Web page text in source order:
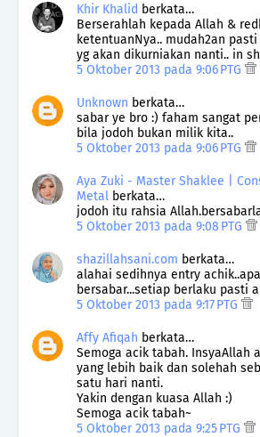
Khir Khalid berkata…
Berserahlah kepada Allah &
ketentuanNya.. mudah2an
yg akan dikurniakan nanti.. in
5 Oktober 2013 pada 9:06 PTG
Unknown berkata…
sabar ye bro :) faham sangat
bila jodoh bukan milik kita..
5 Oktober 2013 pada 9:06 PTG
Aya Zuki - Master Shaklee |
Metal berkata…
jodoh itu rahsia
5 Oktober 2013 pada 9:08 PTG
shazillahsani.com berkata…
alahai sedihnya entry
bersabar...setiap berlaku pasti
5 Oktober 2013 pada 9:17 PTG
Affy Afiqah berkata…
Semoga acik tabah. InsyaAllah
yang lebih baik dan solehah
satu hari nanti.
Yakin dengan kuasa Allah :)
Semoga acik tabah~
5 Oktober 2013 pada 9:25 PTG